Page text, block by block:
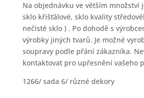
Na objednávku ve větším množství
sklo křišťálové, sklo kvality
nečisté sklo ) . Po dohodě s
výrobky jiných tvarů. Je možné
soupravy podle přání zákazníka.
kontaktovat pro upřesnění vašeho
1266/ sada 6/ různé dekory